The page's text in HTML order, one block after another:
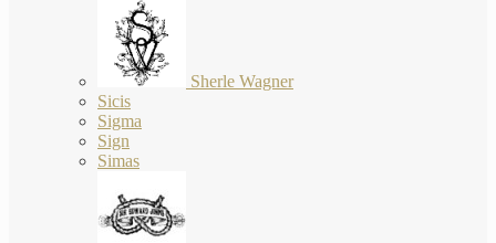
Sherle Wagner
Sicis
Sigma
Sign
Simas